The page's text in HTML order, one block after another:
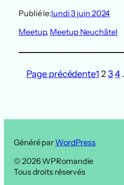
Publié le:lundi 3 juin 2024
Meetup, Meetup Neuchâtel
Page précédente1 234
Généré par WordPress
© 2026 WPRomandie
Tous droits réservés